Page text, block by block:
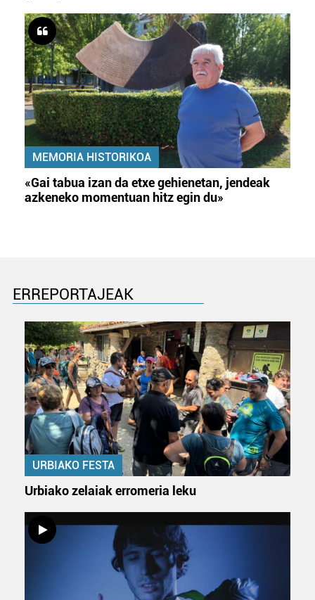
MEMORIA HISTORIKOA
«Gai tabua izan da etxe gehienetan, jendeak
azkeneko momentuan hitz egin du»
ERREPORTAJEAK
URBIAKO FESTA
Urbiako zelaiak erromeria leku